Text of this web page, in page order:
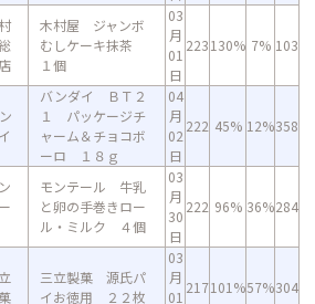
木村屋 ジャンボ
むしケーキ抹茶
１個
03
月
01
日
223130% 7% 103
バンダイ ＢＴ２
１ パッケージチ
ャーム＆チョコボ
ーロ １８ｇ
04
月
02
日
222 45% 12%358
モンテール 牛乳
と卵の手巻きロー
ル・ミルク ４個
03
月
30
日
222 96% 36%284
三立製菓 源氏パ
イお徳用 ２２枚
03
月
01
217101%57%304